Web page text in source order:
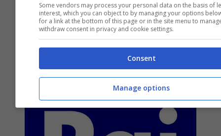
Italia-Inghilterra streaming, info
tv e probabili formazioni: no
Rojadirecta
10 Luglio 2021
Some vendors may process your personal data on the basis of
interest, which you can object to by managing your options
for a link at the bottom of this page or in the site menu to
withdraw consent in privacy and cookie settings.
Consent
Manage options